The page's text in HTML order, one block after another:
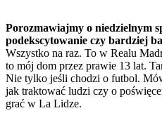
Porozmawiajmy o niedzielnym
podekscytowanie czy bardziej
Wszystko na raz. To w Realu
to mój dom przez prawie 13 lat.
Nie tylko jeśli chodzi o futbol.
jak traktować ludzi czy o
grać w La Lidze.